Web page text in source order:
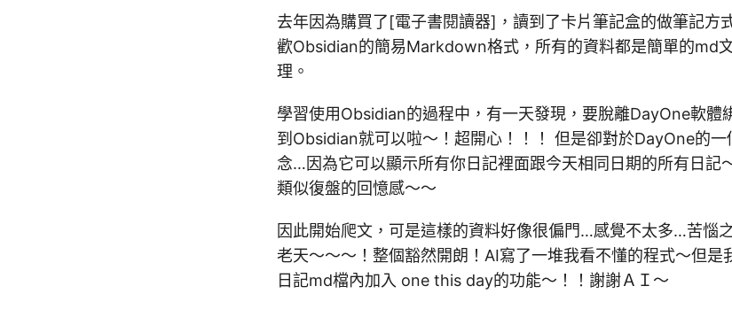
去年因為購買了[電子書閱讀器]，讀到了卡片筆記盒的做筆記方
歡Obsidian的簡易Markdown格式，所有的資料都是簡單的md
理。
學習使用Obsidian的過程中，有一天發現，要脫離DayOne軟體
到Obsidian就可以啦～！超開心！！！ 但是卻對於DayOne的
念…因為它可以顯示所有你日記裡面跟今天相同日期的所有日記
類似復盤的回憶感～～
因此開始爬文，可是這樣的資料好像很偏門…感覺不太多…苦惱
老天～～～！整個豁然開朗！AI寫了一堆我看不懂的程式～但是
日記md檔內加入 one this day的功能～！！謝謝ＡＩ～